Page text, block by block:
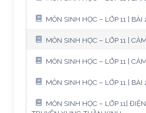
MÔN SINH HỌC – LỚP 11 |
MÔN SINH HỌC – LỚP 11 |
MÔN SINH HỌC – LỚP 11 |
MÔN SINH HỌC – LỚP 11 |
MÔN SINH HỌC – LỚP 11|